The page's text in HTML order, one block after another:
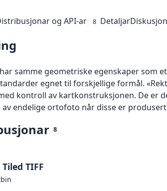
og API-ar 8 Detaljar
samme geometriske egenskaper som
egnet til forskjellige formål.
kontroll av kartkonstruksjonen. De er
endelige ortofoto når disse er
8
TIFF
bin